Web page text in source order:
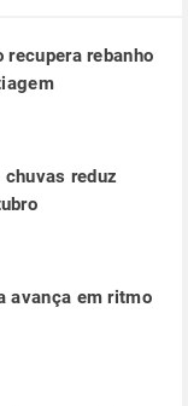
recupera rebanho
reduz
avança em ritmo